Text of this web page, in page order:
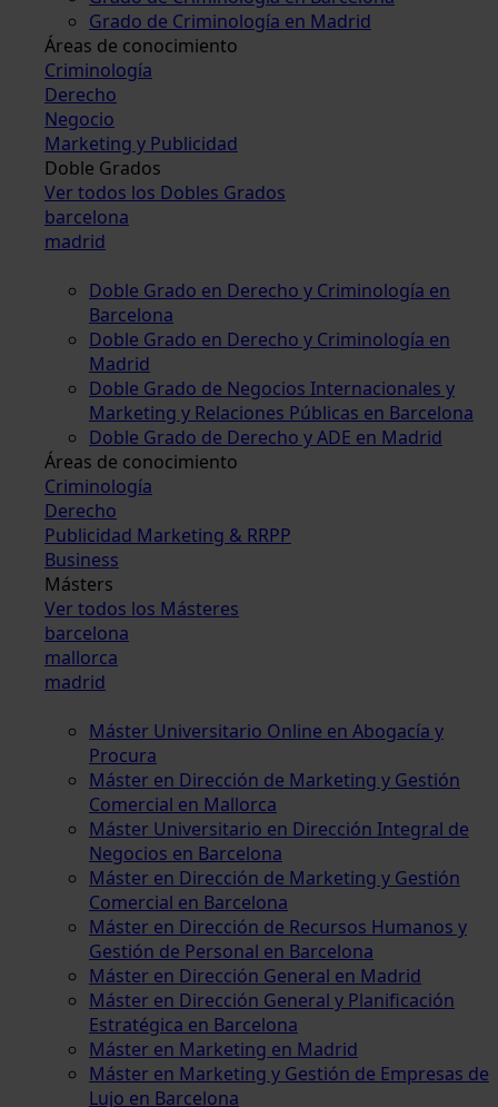
Grado de Criminología en Madrid
Áreas de conocimiento
Criminología
Derecho
Negocio
Marketing y Publicidad
Doble Grados
Ver todos los Dobles Grados
barcelona
madrid
Doble Grado en Derecho y Criminología en
Barcelona
Doble Grado en Derecho y Criminología en
Madrid
Doble Grado de Negocios Internacionales y
Marketing y Relaciones Públicas en Barcelona
Doble Grado de Derecho y ADE en Madrid
Áreas de conocimiento
Criminología
Derecho
Publicidad Marketing & RRPP
Business
Másters
Ver todos los Másteres
barcelona
mallorca
madrid
Máster Universitario Online en Abogacía y
Procura
Máster en Dirección de Marketing y Gestión
Comercial en Mallorca
Máster Universitario en Dirección Integral de
Negocios en Barcelona
Máster en Dirección de Marketing y Gestión
Comercial en Barcelona
Máster en Dirección de Recursos Humanos y
Gestión de Personal en Barcelona
Máster en Dirección General en Madrid
Máster en Dirección General y Planificación
Estratégica en Barcelona
Máster en Marketing en Madrid
Máster en Marketing y Gestión de Empresas de
Lujo en Barcelona